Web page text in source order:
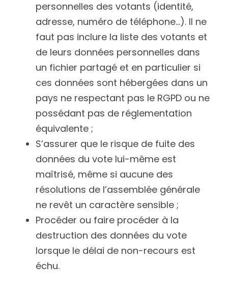
personnelles des votants (identité,
adresse, numéro de téléphone…). Il ne
faut pas inclure la liste des votants et
de leurs données personnelles dans
un fichier partagé et en particulier si
ces données sont hébergées dans un
pays ne respectant pas le RGPD ou ne
possédant pas de réglementation
équivalente ;
S’assurer que le risque de fuite des
données du vote lui-même est
maîtrisé, même si aucune des
résolutions de l’assemblée générale
ne revêt un caractère sensible ;
Procéder ou faire procéder à la
destruction des données du vote
lorsque le délai de non-recours est
échu.